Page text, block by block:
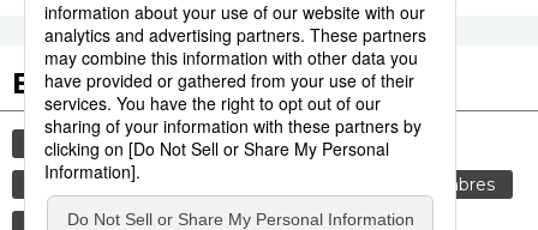
Etiquetas destacadas
cultura gastronomía vida
comida
genkan
costumbres
gastronomía japonesa
sociedad